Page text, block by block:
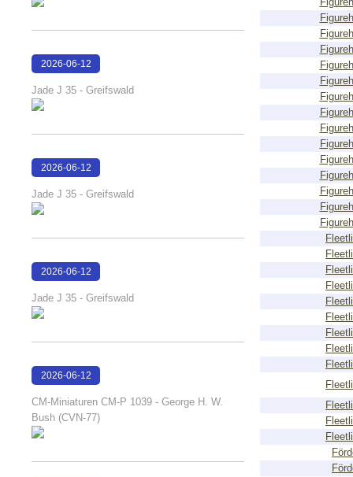
2026-06-12
Jade J 35 - Greifswald
2026-06-12
Jade J 35 - Greifswald
2026-06-12
Jade J 35 - Greifswald
2026-06-12
CM-Miniaturen CM-P 1039 - George H. W.
Bush (CVN-77)